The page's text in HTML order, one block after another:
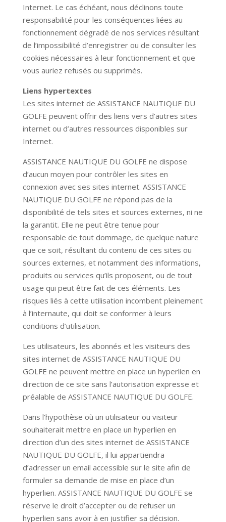
Internet. Le cas échéant, nous déclinons toute
responsabilité pour les conséquences liées au
fonctionnement dégradé de nos services résultant
de l’impossibilité d’enregistrer ou de consulter les
cookies nécessaires à leur fonctionnement et que
vous auriez refusés ou supprimés.
Liens hypertextes
Les sites internet de ASSISTANCE NAUTIQUE DU
GOLFE peuvent offrir des liens vers d’autres sites
internet ou d’autres ressources disponibles sur
Internet.
ASSISTANCE NAUTIQUE DU GOLFE ne dispose
d’aucun moyen pour contrôler les sites en
connexion avec ses sites internet. ASSISTANCE
NAUTIQUE DU GOLFE ne répond pas de la
disponibilité de tels sites et sources externes, ni ne
la garantit. Elle ne peut être tenue pour
responsable de tout dommage, de quelque nature
que ce soit, résultant du contenu de ces sites ou
sources externes, et notamment des informations,
produits ou services qu’ils proposent, ou de tout
usage qui peut être fait de ces éléments. Les
risques liés à cette utilisation incombent pleinement
à l’internaute, qui doit se conformer à leurs
conditions d’utilisation.
Les utilisateurs, les abonnés et les visiteurs des
sites internet de ASSISTANCE NAUTIQUE DU
GOLFE ne peuvent mettre en place un hyperlien en
direction de ce site sans l’autorisation expresse et
préalable de ASSISTANCE NAUTIQUE DU GOLFE.
Dans l’hypothèse où un utilisateur ou visiteur
souhaiterait mettre en place un hyperlien en
direction d’un des sites internet de ASSISTANCE
NAUTIQUE DU GOLFE, il lui appartiendra
d’adresser un email accessible sur le site afin de
formuler sa demande de mise en place d’un
hyperlien. ASSISTANCE NAUTIQUE DU GOLFE se
réserve le droit d’accepter ou de refuser un
hyperlien sans avoir à en justifier sa décision.